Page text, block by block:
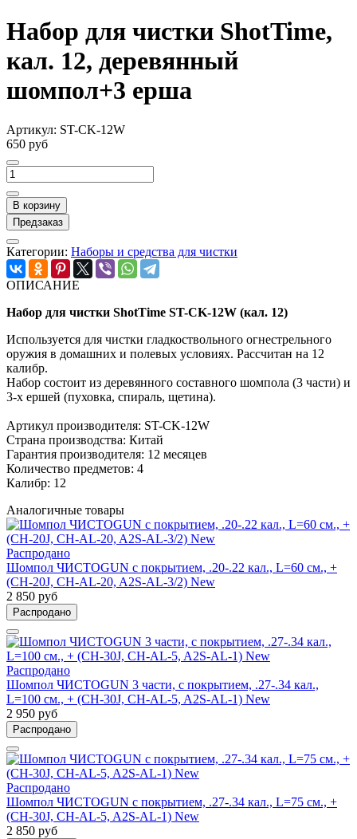
Набор для чистки ShotTime,
кал. 12, деревянный
шомпол+3 ерша
Артикул: ST-CK-12W
650 руб
В корзину
Предзаказ
Категории: Наборы и средства для чистки
ОПИСАНИЕ
Набор для чистки ShotTime ST-CK-12W (кал. 12)
Используется для чистки гладкоствольного огнестрельного
оружия в домашних и полевых условиях. Рассчитан на 12
калибр.
Набор состоит из деревянного составного шомпола (3 части) и
3-х ершей (пуховка, спираль, щетина).
Артикул производителя: ST-CK-12W
Страна производства: Китай
Гарантия производителя: 12 месяцев
Количество предметов: 4
Калибр: 12
Аналогичные товары
Распродано
Шомпол ЧИСТОGUN с покрытием, .20-.22 кал., L=60 см., +
(CH-20J, CH-AL-20, A2S-AL-3/2) New
2 850 руб
Распродано
Распродано
Шомпол ЧИСТОGUN 3 части, с покрытием, .27-.34 кал.,
L=100 см., + (CH-30J, CH-AL-5, A2S-AL-1) New
2 950 руб
Распродано
Распродано
Шомпол ЧИСТОGUN с покрытием, .27-.34 кал., L=75 см., +
(CH-30J, CH-AL-5, A2S-AL-1) New
2 850 руб